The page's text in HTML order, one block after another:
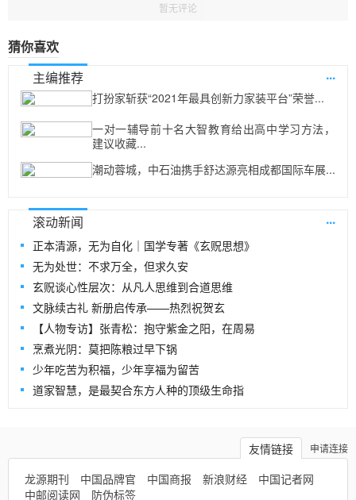
暂无评论
猜你喜欢
主编推荐
...
打扮家斩获“2021年最具创新力家装平台”荣誉...
一对一辅导前十名大智教育给出高中学习方法，
建议收藏...
潮动蓉城，中石油携手舒达源亮相成都国际车展...
滚动新闻 ...
正本清源，无为自化｜国学专著《玄贶思想》
无为处世：不求万全，但求久安
玄贶谈心性层次：从凡人思维到合道思维
文脉续古礼 新册启传承——热烈祝贺玄
【人物专访】张青松：抱守紫金之阳，在周易
烹煮光阴：莫把陈粮过早下锅
少年吃苦为积福，少年享福为留苦
道家智慧，是最契合东方人种的顶级生命指
申请连接
友情链接
龙源期刊
中国品牌官 中国商报 新浪财经
中国记者网
中邮阅读网
防伪标签